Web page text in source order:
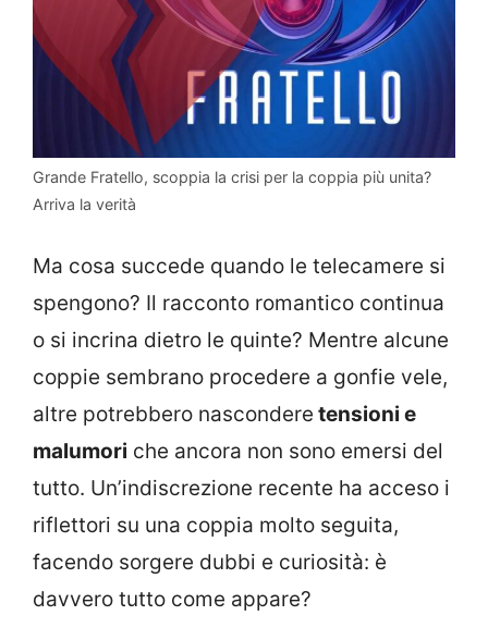
Grande Fratello, scoppia la crisi per la coppia più unita?
Arriva la verità
Ma cosa succede quando le telecamere si
spengono? Il racconto romantico continua
o si incrina dietro le quinte? Mentre alcune
coppie sembrano procedere a gonfie vele,
altre potrebbero nascondere tensioni e
malumori che ancora non sono emersi del
tutto. Un’indiscrezione recente ha acceso i
riflettori su una coppia molto seguita,
facendo sorgere dubbi e curiosità: è
davvero tutto come appare?